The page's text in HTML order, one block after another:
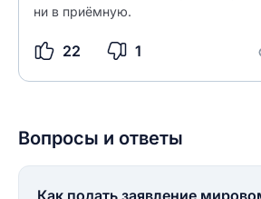
ни в приёмную.
22 1
Вопросы и ответы
Как подать заявление